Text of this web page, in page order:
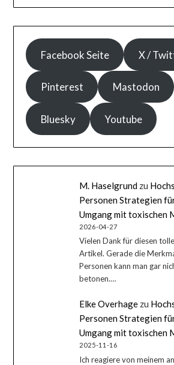
Facebook Seite X /
Pinterest Mastodon
Bluesky Youtube
M. Haselgrund zu
Personen Strategien
Umgang mit toxischen
2026-04-27
Vielen Dank für diesen
Artikel. Gerade die
Personen kann man gar
betonen.…
Elke Overhage zu
Personen Strategien
Umgang mit toxischen
2025-11-16
Ich reagiere von meinem